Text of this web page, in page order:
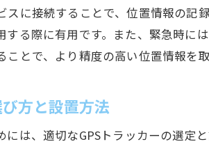
スに接続することで、位置情報の
する際に有用です。また、緊急時に
ことで、より精度の高い位置情報を
方と設置方法
には、適切なGPSトラッカーの選